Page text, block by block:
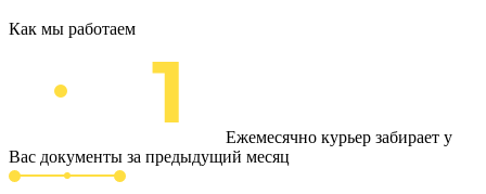
Как мы работаем
Ежемесячно курьер забирает у
Вас документы за предыдущий месяц